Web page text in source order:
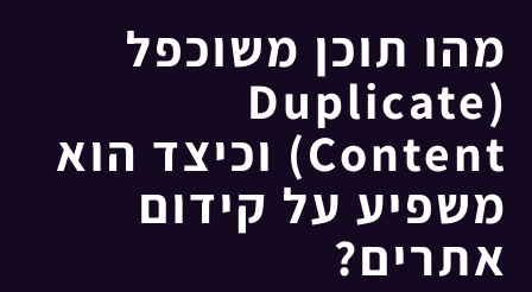
מהו תוכן משוכפל
(Duplicate
Content) וכיצד הוא
משפיע על קידום
אתרים?